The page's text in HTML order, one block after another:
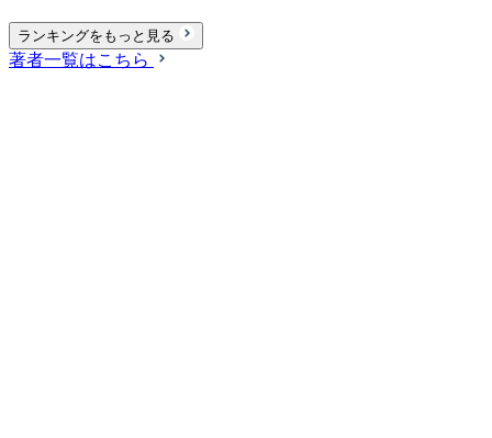
ランキングをもっと見る
著者一覧はこちら